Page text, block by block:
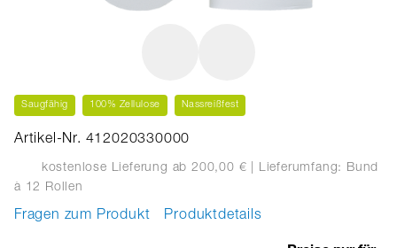
Saugfähig 100% Zellulose Nassreißfest
Artikel-Nr. 412020330000
kostenlose Lieferung ab 200,00 € | Lieferumfang: Bund
à 12 Rollen
Fragen zum Produkt Produktdetails